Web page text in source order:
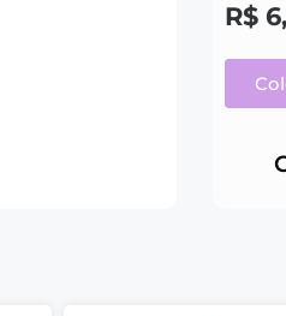
R$